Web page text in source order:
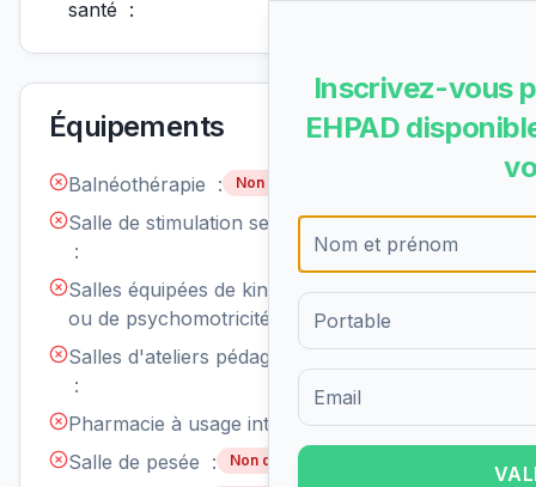
santé :
Équipements
Balnéothérapie : Non disponible
Salle de stimulation sensorielle
:
Non
disponible
Salles équipées de kinésithérapie
ou de psychomotricité :
Non
Salles d'ateliers pédagogiques
:
Non
disponible
Pharmacie à usage interne : Non disponible
Salle de pesée : Non disponible
Inscrivez-vous
EHPAD
Formulaire d'inscription pour